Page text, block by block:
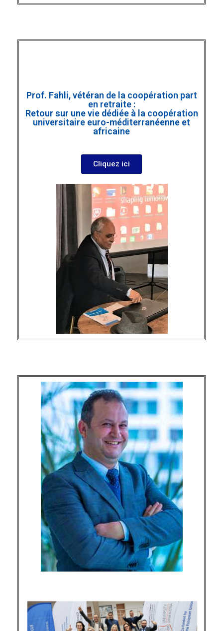
Prof. Fahli, vétéran de la coopération part
en retraite :
Retour sur une vie dédiée à la coopération
universitaire euro-méditerranéenne et
africaine
Cliquez ici